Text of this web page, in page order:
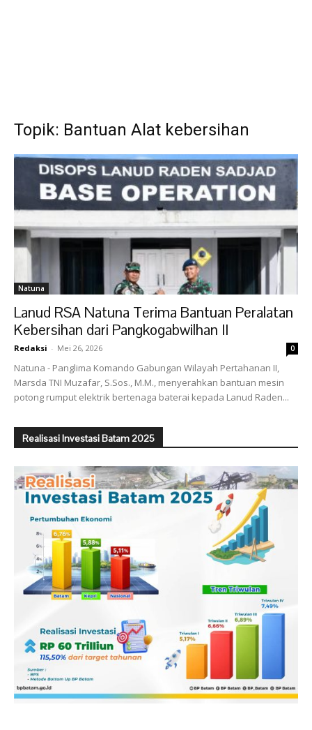
Topik: Bantuan Alat kebersihan
Natuna
Lanud RSA Natuna Terima Bantuan Peralatan
Kebersihan dari Pangkogabwilhan II
Redaksi - Mei 26, 2026 0
Natuna - Panglima Komando Gabungan Wilayah Pertahanan II,
Marsda TNI Muzafar, S.Sos., M.M., menyerahkan bantuan mesin
potong rumput elektrik bertenaga baterai kepada Lanud Raden...
Realisasi Investasi Batam 2025